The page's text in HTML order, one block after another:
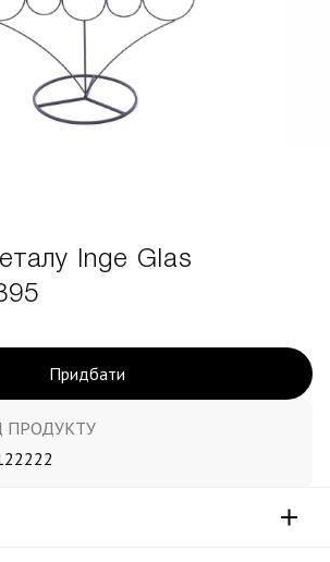
Inge Glas
Придбати
ПРОДУКТУ